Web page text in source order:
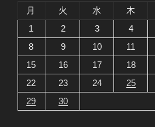
月
火 水 木
1
2 3 4
8
9 10 11
15
16 17 18
22
23 24 25
29
30